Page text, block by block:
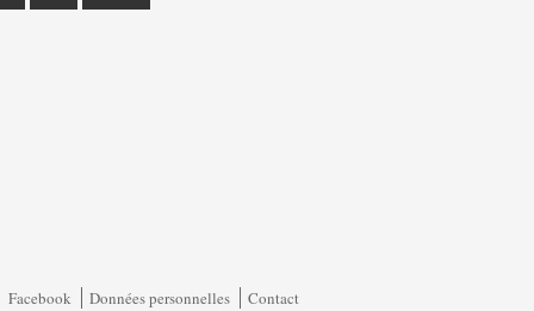
Facebook
Données personnelles Contact